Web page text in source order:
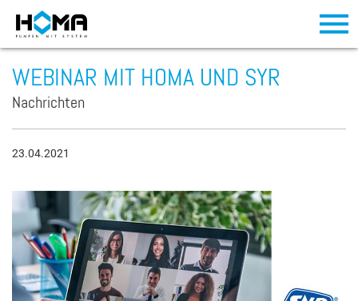
WEBINAR MIT HOMA UND SYR
Nachrichten
23.04.2021